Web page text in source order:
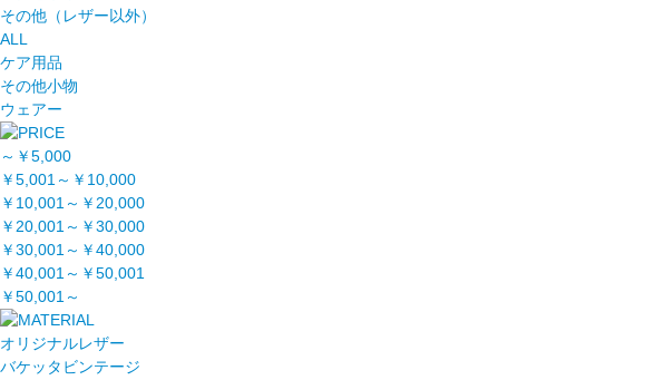
その他（レザー以外）
ALL
ケア用品
その他小物
ウェアー
～￥5,000
￥5,001～￥10,000
￥10,001～￥20,000
￥20,001～￥30,000
￥30,001～￥40,000
￥40,001～￥50,001
￥50,001～
オリジナルレザー
バケッタビンテージ